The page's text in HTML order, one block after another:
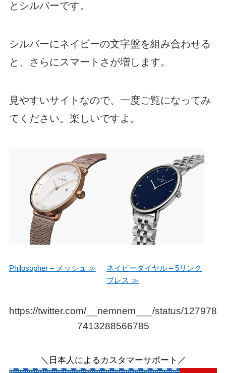
とシルバーです。
シルバーにネイビーの文字盤を組み合わせる
と、さらにスマートさが増します。
見やすいサイトなので、一度ご覧になってみ
てください。楽しいですよ。
Philosopher – メッシュ ≫
ネイビーダイヤル – 5リンク
ブレス ≫
https://twitter.com/__nemnem___/status/127978
7413288566785
＼日本人によるカスタマーサポート／